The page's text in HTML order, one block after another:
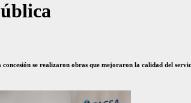
se realizaron obras que mejoraron la calidad del